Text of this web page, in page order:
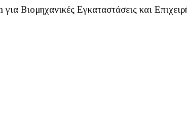
Βιομηχανικές Εγκαταστάσεις και